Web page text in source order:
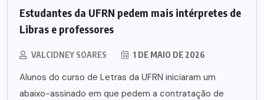
Estudantes da UFRN pedem mais intérpretes de
Libras e professores
VALCIDNEY SOARES 1 DE MAIO DE 2026
Alunos do curso de Letras da UFRN iniciaram um
abaixo-assinado em que pedem a contratação de